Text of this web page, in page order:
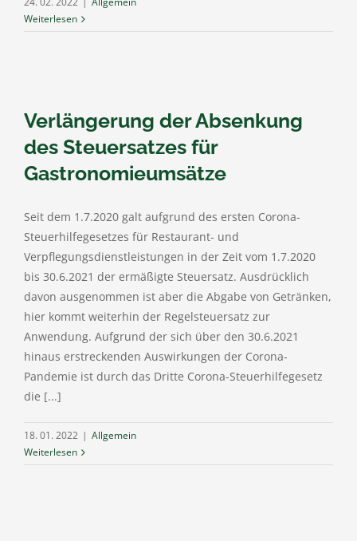
Weiterlesen
Verlängerung der Absenkung
des Steuersatzes für
Gastronomieumsätze
Seit dem 1.7.2020 galt aufgrund des ersten Corona-
Steuerhilfegesetzes für Restaurant- und
Verpflegungsdienstleistungen in der Zeit vom 1.7.2020
bis 30.6.2021 der ermäßigte Steuersatz. Ausdrücklich
davon ausgenommen ist aber die Abgabe von Getränken,
hier kommt weiterhin der Regelsteuersatz zur
Anwendung. Aufgrund der sich über den 30.6.2021
hinaus erstreckenden Auswirkungen der Corona-
Pandemie ist durch das Dritte Corona-Steuerhilfegesetz
die [...]
18. 01. 2022 | Allgemein
Weiterlesen